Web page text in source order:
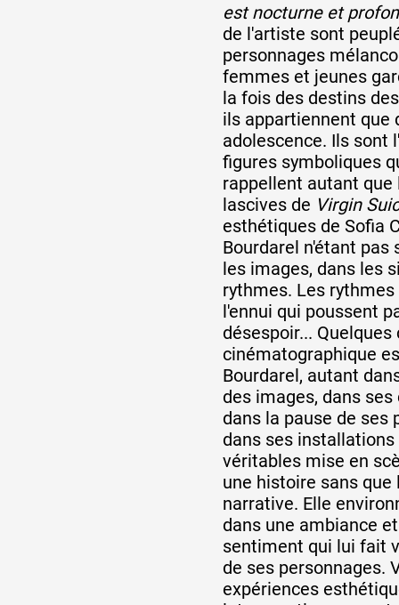
est nocturne et
de l'artiste sont
personnages
femmes et jeunes
la fois des destins
ils appartiennent que
adolescence. Ils sont
figures symboliques
rappellent autant que
lascives de Virgin
esthétiques de Sofia
Bourdarel n'étant pas
les images, dans les
rythmes. Les
l'ennui qui poussent
désespoir... Quelques
cinématographique
Bourdarel, autant
des images, dans
dans la pause de ses
dans ses
véritables mise en
une histoire sans que
narrative. Elle
dans une ambiance
sentiment qui lui fait
de ses personnages.
expériences